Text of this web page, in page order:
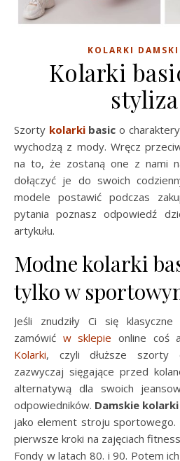
KOLARKI
Kolarki
Szorty kolarkibasic o
wychodzą z mody. Wręcz
na to, że zostaną one z nami
dołączyć je do swoich
modele postawić podczas
pytania poznasz odpowiedź
artykułu.
Modne kolarki
tylko w
Jeśli znudziły Ci się
zamówić w sklepie online coś
Kolarki, czyli dłuższe szorty
zazwyczaj sięgające przed
alternatywą dla swoich
odpowiedników. Damskie
jako element stroju sportowego.
pierwsze kroki na zajęciach
Fondy w latach 80. i 90. Potem